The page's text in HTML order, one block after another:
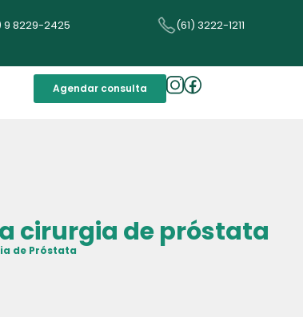
9 8229-2425 (61) 3222-1211
Agendar consulta
cirurgia de próstata
de Próstata